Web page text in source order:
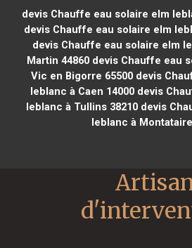
devis Chauffe eau solaire elm
devis Chauffe eau solaire elm
devis Chauffe eau solaire elm
Martin 44860 devis Chauffe eau
Vic en Bigorre 65500 devis
leblanc à Caen 14000devis
leblanc à Tullins 38210 devis
leblanc à